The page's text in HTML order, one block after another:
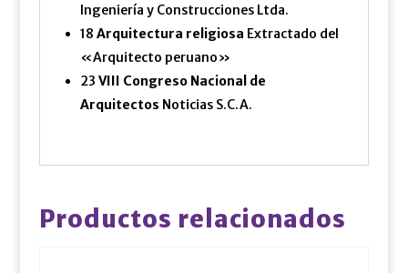
Ingeniería y Construcciones Ltda.
18 Arquitectura religiosa Extractado del
«Arquitecto peruano»
23 VIII Congreso Nacional de
Arquitectos Noticias S.C.A.
Productos relacionados